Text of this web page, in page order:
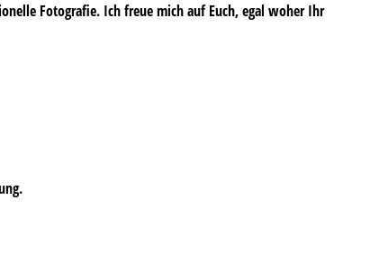
Fotografie. Ich freue mich auf Euch, egal woher Ihr